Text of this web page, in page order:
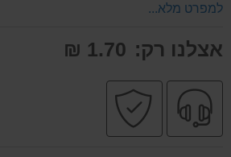
למפרט מלא...
אצלנו רק: 1.70 ₪
שירות
מקצועי